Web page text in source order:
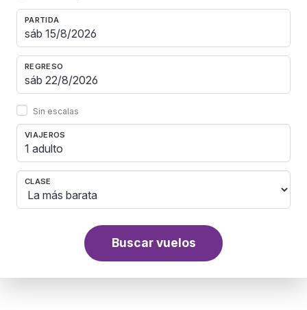
PARTIDA
REGRESO
Sin escalas
VIAJEROS
1 adulto
CLASE
Buscar vuelos